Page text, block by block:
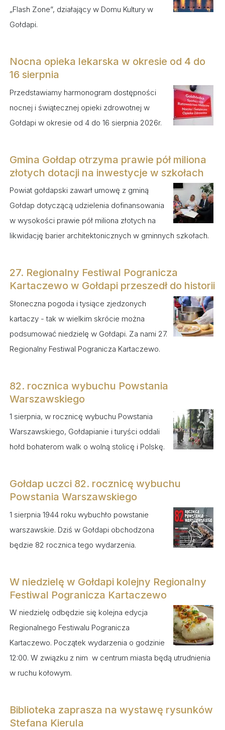
„Flash Zone”, działający w Domu Kultury w
Gołdapi.
Nocna opieka lekarska w okresie od 4 do
16 sierpnia
Przedstawiamy harmonogram dostępności
nocnej i świątecznej opieki zdrowotnej w
Gołdapi w okresie od 4 do 16 sierpnia 2026r.
Gmina Gołdap otrzyma prawie pół miliona
złotych dotacji na inwestycje w szkołach
Powiat gołdapski zawarł umowę z gminą
Gołdap dotyczącą udzielenia dofinansowania
w wysokości prawie pół miliona złotych na
likwidację barier architektonicznych w gminnych szkołach.
27. Regionalny Festiwal Pogranicza
Kartaczewo w Gołdapi przeszedł do historii
Słoneczna pogoda i tysiące zjedzonych
kartaczy - tak w wielkim skrócie można
podsumować niedzielę w Gołdapi. Za nami 27.
Regionalny Festiwal Pogranicza Kartaczewo.
82. rocznica wybuchu Powstania
Warszawskiego
1 sierpnia, w rocznicę wybuchu Powstania
Warszawskiego, Gołdapianie i turyści oddali
hołd bohaterom walk o wolną stolicę i Polskę.
Gołdap uczci 82. rocznicę wybuchu
Powstania Warszawskiego
1 sierpnia 1944 roku wybuchło powstanie
warszawskie. Dziś w Gołdapi obchodzona
będzie 82 rocznica tego wydarzenia.
W niedzielę w Gołdapi kolejny Regionalny
Festiwal Pogranicza Kartaczewo
W niedzielę odbędzie się kolejna edycja
Regionalnego Festiwalu Pogranicza
Kartaczewo. Początek wydarzenia o godzinie
12:00. W związku z nim w centrum miasta będą utrudnienia
w ruchu kołowym.
Biblioteka zaprasza na wystawę rysunków
Stefana Kierula